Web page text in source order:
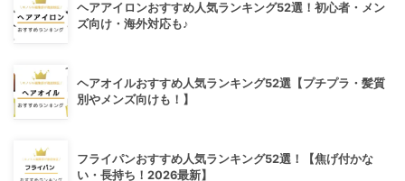
ヘアアイロンおすすめ人気ランキング52選！初心者・メン
ズ向け・海外対応も♪
ヘアオイルおすすめ人気ランキング52選【プチプラ・髪質
別やメンズ向けも！】
フライパンおすすめ人気ランキング52選！【焦げ付かな
い・長持ち！2026最新】